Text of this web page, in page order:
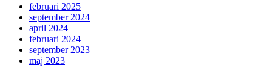
februari 2025
september 2024
april 2024
februari 2024
september 2023
maj 2023